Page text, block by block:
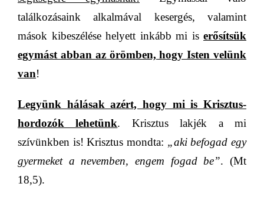
találkozásaink alkalmával kesergés, valamint
mások kibeszélése helyett inkább mi is erősítsük
egymást abban az örömben, hogy Isten velünk
van!
Legyünk hálásak azért, hogy mi is Krisztus-
hordozók lehetünk. Krisztus lakjék a mi
szívünkben is! Krisztus mondta: „aki befogad egy
gyermeket a nevemben, engem fogad be”. (Mt
18,5).